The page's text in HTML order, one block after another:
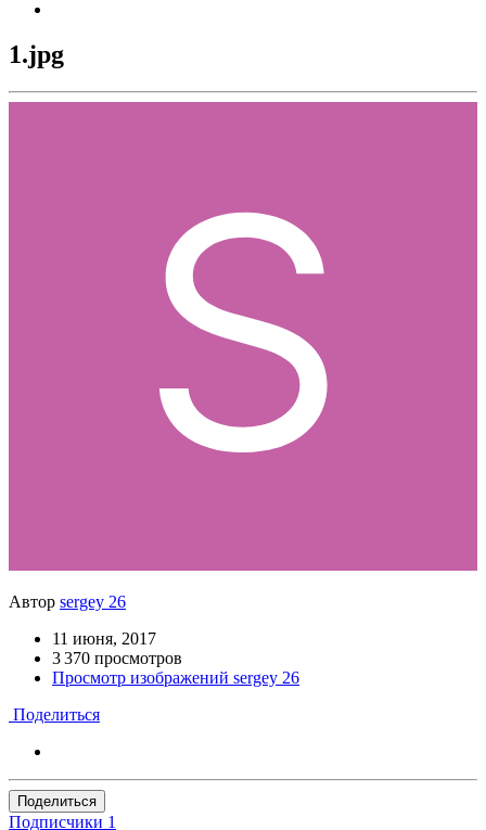
1.jpg
Автор sergey 26
11 июня, 2017
3 370 просмотров
Просмотр изображений sergey 26
Поделиться
Поделиться
Подписчики 1